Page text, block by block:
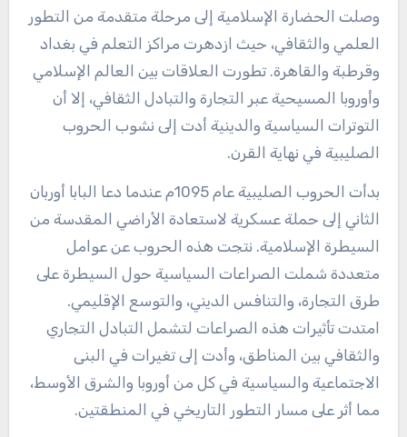
وصلت الحضارة الإسلامية إلى مرحلة متقدمة من التطور
العلمي والثقافي، حيث ازدهرت مراكز التعلم في بغداد
وقرطبة والقاهرة. تطورت العلاقات بين العالم الإسلامي
وأوروبا المسيحية عبر التجارة والتبادل الثقافي، إلا أن
التوترات السياسية والدينية أدت إلى نشوب الحروب
الصليبية في نهاية القرن.
بدأت الحروب الصليبية عام 1095م عندما دعا البابا أوربان
الثاني إلى حملة عسكرية لاستعادة الأراضي المقدسة من
السيطرة الإسلامية. نتجت هذه الحروب عن عوامل
متعددة شملت الصراعات السياسية حول السيطرة على
طرق التجارة، والتنافس الديني، والتوسع الإقليمي.
امتدت تأثيرات هذه الصراعات لتشمل التبادل التجاري
والثقافي بين المناطق، وأدت إلى تغيرات في البنى
الاجتماعية والسياسية في كل من أوروبا والشرق الأوسط،
مما أثر على مسار التطور التاريخي في المنطقتين.